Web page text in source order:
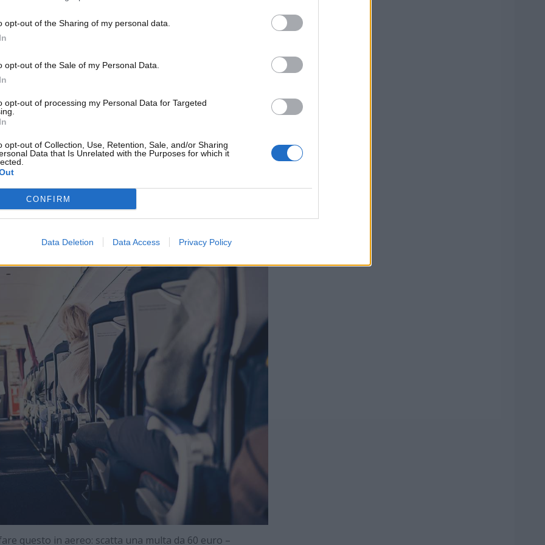
opt-out of the Sharing of my personal data.
opt-out of the Sale of my Personal Data.
opt-out of processing my Personal Data for Targeted
opt-out of Collection, Use, Retention, Sale, and/or Sharing
Data that Is Unrelated with the Purposes for which it
CONFIRM
Data Deletion Data Access Privacy Policy
bandiera della Turchia – stando a quanto riferiscono i
sulle nuove norme che dovranno essere fatte
i passeggeri?
aerei: la Turchia potrebbe
per i passeggeri
entro poco tempo arriverà una nuova regola da
passeggero potrà alzarsi dal sedile e mettersi in fila nel
aspettare prima il segnale del personale a bordo
i passeggeri.
questo in aereo: scatta una multa da 60 euro –